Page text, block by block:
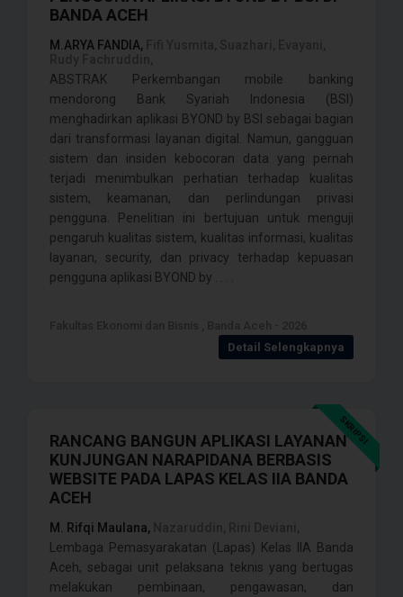
BANDA ACEH
M.ARYA FANDIA,
ABSTRAK Perkembangan mobile banking
mendorong Bank Syariah Indonesia (BSI)
menghadirkan aplikasi BYOND by BSI sebagai bagian
dari transformasi layanan digital. Namun, gangguan
sistem dan insiden kebocoran data yang pernah
terjadi menimbulkan perhatian terhadap kualitas
sistem, keamanan, dan perlindungan privasi
pengguna. Penelitian ini bertujuan untuk menguji
pengaruh kualitas sistem, kualitas informasi, kualitas
layanan, security, dan privacy terhadap kepuasan
pengguna aplikasi BYOND by . . . .
Detail Selengkapnya
SKRIPSI
RANCANG BANGUN APLIKASI LAYANAN
KUNJUNGAN NARAPIDANA BERBASIS
WEBSITE PADA LAPAS KELAS IIA BANDA
ACEH
M. Rifqi Maulana,
Lembaga Pemasyarakatan (Lapas) Kelas IIA Banda
Aceh, sebagai unit pelaksana teknis yang bertugas
melakukan pembinaan, pengawasan, dan